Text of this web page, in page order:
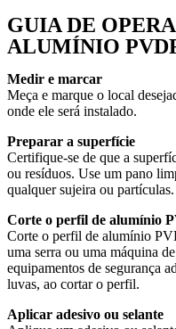
GUIA DE
ALUMÍNIO
Medir e marcar
Meça e marque o local
onde ele será instalado.
Preparar a superfície
Certifique-se de que a
ou resíduos. Use um pano
qualquer sujeira ou partículas.
Corte o perfil de alumínio
Corte o perfil de alumínio
uma serra ou uma máquina
equipamentos de segurança
luvas, ao cortar o perfil.
Aplicar adesivo ou selante